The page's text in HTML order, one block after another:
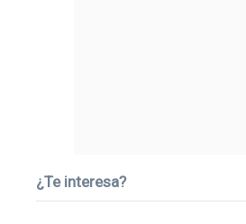
¿Te interesa?